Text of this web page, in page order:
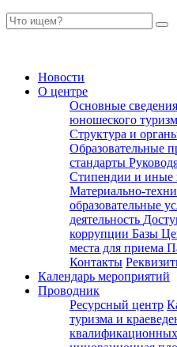
Новости
О центре
Основные сведения
юношеского
Структура и
Образовательные
стандарты
Стипендии и иные
Материально-
образовательные
деятельность
коррупции Базы
места для приема
Контакты
Календарь мероприятий
Проводник
Ресурсный центр
туризма и